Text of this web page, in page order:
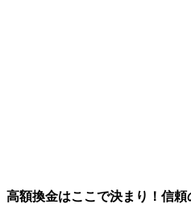
高額換金はここで決まり！信